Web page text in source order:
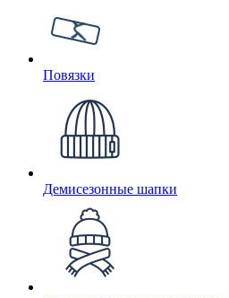
Повязки
Демисезонные шапки